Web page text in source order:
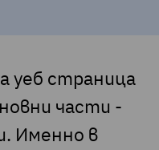
уеб страница
части -
Именно в